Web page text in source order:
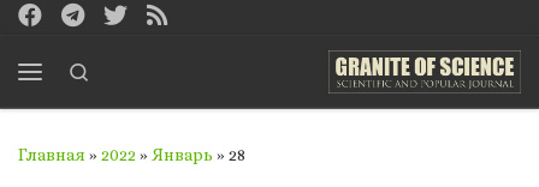
Перейти к содержимому
Главная » 2022 » Январь » 28